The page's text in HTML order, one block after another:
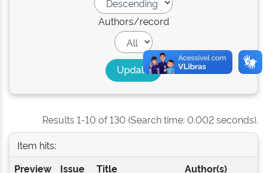
Authors/record
Results 1-10 of 130 (Search time: 0.002 seconds).
Item hits:
Preview
Issue
Title Author(s)